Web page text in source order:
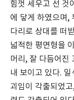
힘껏 세우고 선 것
에 닿게 하였으며,
다리로 상대를 떠
넓적한 평면형을
머리, 잘 다듬어진
내 보이고 있다.
괴임이 각출되었